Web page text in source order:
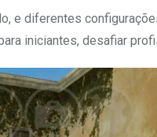
e diferentes
iniciantes, desafiar